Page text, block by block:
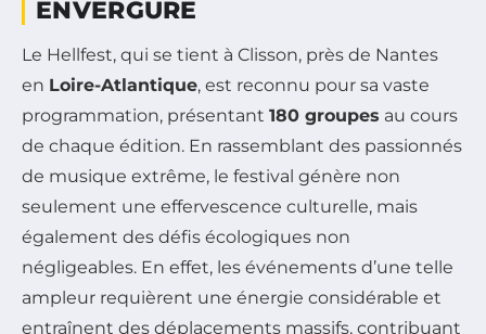
ENVERGURE
Le Hellfest, qui se tient à Clisson, près de Nantes
en Loire-Atlantique, est reconnu pour sa vaste
programmation, présentant 180 groupes au cours
de chaque édition. En rassemblant des passionnés
de musique extrême, le festival génère non
seulement une effervescence culturelle, mais
également des défis écologiques non
négligeables. En effet, les événements d’une telle
ampleur requièrent une énergie considérable et
entraînent des déplacements massifs, contribuant